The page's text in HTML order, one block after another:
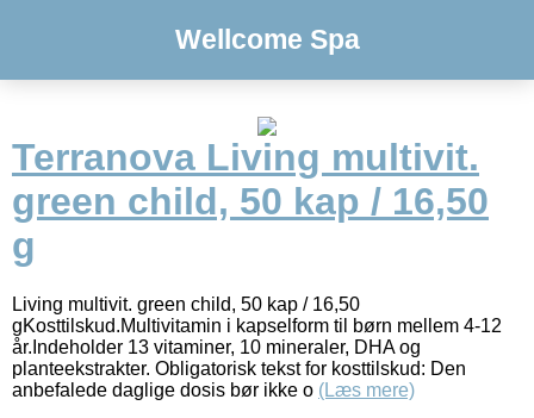
Wellcome Spa
Terranova Living multivit.
green child, 50 kap / 16,50
g
Living multivit. green child, 50 kap / 16,50
gKosttilskud.Multivitamin i kapselform til børn mellem 4-12
år.Indeholder 13 vitaminer, 10 mineraler, DHA og
planteekstrakter. Obligatorisk tekst for kosttilskud: Den
anbefalede daglige dosis bør ikke o (Læs mere)